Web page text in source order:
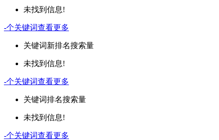
未找到信息!
-个关键词查看更多
关键词新排名搜索量
未找到信息!
-个关键词查看更多
关键词排名搜索量
未找到信息!
-个关键词查看更多